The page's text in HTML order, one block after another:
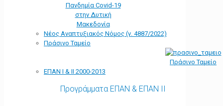
Πανδημία Covid-19
στην Δυτική
Μακεδονία
Νέος Αναπτυξιακός Νόμος (ν. 4887/2022)
Πράσινο Ταμείο
Πράσινο Ταμείο
ΕΠΑΝ Ι & ΙΙ 2000-2013
Προγράμματα ΕΠΑΝ & ΕΠΑΝ ΙΙ